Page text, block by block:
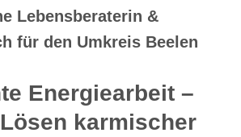
Lebensberaterin &
für den Umkreis Beelen
Energiearbeit –
karmischer